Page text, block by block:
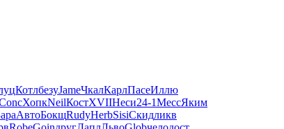
КотлбезуJameЧкалКарлПасеИллю
ХопкNeilКостXVIIНеси24-1МессЯким
АвтоБокщRudyHerbSisiСкидликв